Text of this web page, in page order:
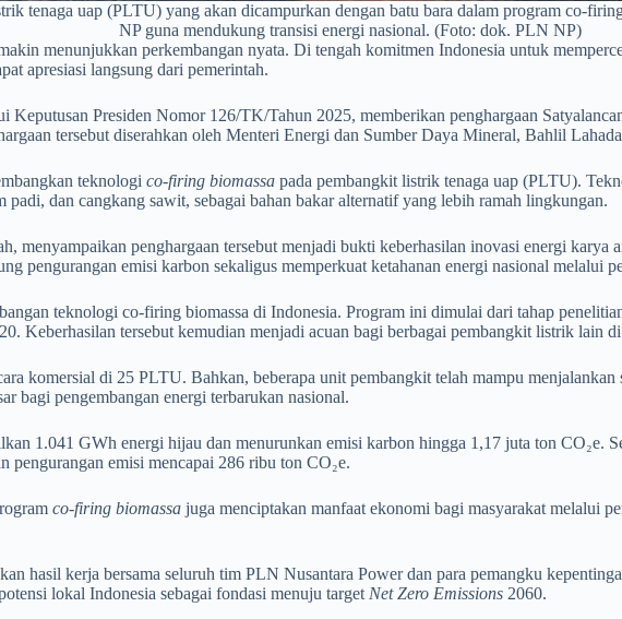
tenaga uap (PLTU) yang akan dicampurkan dengan batu bara dalam program co-
NP guna mendukung transisi energi nasional. (Foto: dok. PLN NP)
menunjukkan perkembangan nyata. Di tengah komitmen Indonesia untuk
apresiasi langsung dari pemerintah.
Keputusan Presiden Nomor 126/TK/Tahun 2025, memberikan penghargaan
tersebut diserahkan oleh Menteri Energi dan Sumber Daya Mineral, Bahlil
teknologi co-firing biomassa pada pembangkit listrik tenaga uap (PLTU).
dan cangkang sawit, sebagai bahan bakar alternatif yang lebih ramah lingkungan.
menyampaikan penghargaan tersebut menjadi bukti keberhasilan inovasi energi karya
pengurangan emisi karbon sekaligus memperkuat ketahanan energi nasional melalui
teknologi co-firing biomassa di Indonesia. Program ini dimulai dari tahap
Keberhasilan tersebut kemudian menjadi acuan bagi berbagai pembangkit listrik lain
komersial di 25 PLTU. Bahkan, beberapa unit pembangkit telah mampu
bagi pengembangan energi terbarukan nasional.
1.041 GWh energi hijau dan menurunkan emisi karbon hingga 1,17 juta ton CO₂e.
pengurangan emisi mencapai 286 ribu ton CO₂e.
co-firing biomassa juga menciptakan manfaat ekonomi bagi masyarakat melalui
hasil kerja bersama seluruh tim PLN Nusantara Power dan para pemangku
lokal Indonesia sebagai fondasi menuju target Net Zero Emissions 2060.